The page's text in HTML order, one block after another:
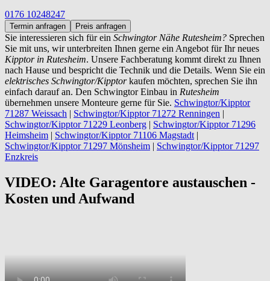
0176 10248247
Termin anfragen Preis anfragen
Sie interessieren sich für ein Schwingtor Nähe Rutesheim? Sprechen
Sie mit uns, wir unterbreiten Ihnen gerne ein Angebot für Ihr neues
Kipptor in Rutesheim. Unsere Fachberatung kommt direkt zu Ihnen
nach Hause und bespricht die Technik und die Details. Wenn Sie ein
elektrisches Schwingtor/Kipptorkaufen möchten, sprechen Sie ihn
einfach darauf an. Den Schwingtor Einbau in Rutesheim
übernehmen unsere Monteure gerne für Sie. Schwingtor/Kipptor
71287 Weissach | Schwingtor/Kipptor 71272 Renningen |
Schwingtor/Kipptor 71229 Leonberg | Schwingtor/Kipptor 71296
Heimsheim | Schwingtor/Kipptor 71106 Magstadt |
Schwingtor/Kipptor 71297 Mönsheim | Schwingtor/Kipptor 71297
Enzkreis
VIDEO: Alte Garagentore austauschen -
Kosten und Aufwand